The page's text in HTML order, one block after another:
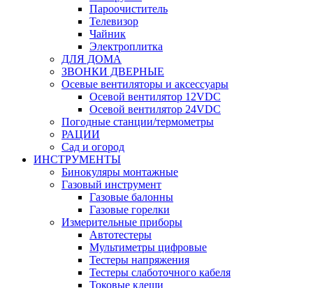
Пароочиститель
Телевизор
Чайник
Электроплитка
ДЛЯ ДОМА
ЗВОНКИ ДВЕРНЫЕ
Осевые вентиляторы и аксессуары
Осевой вентилятор 12VDC
Осевой вентилятор 24VDC
Погодные станции/термометры
РАЦИИ
Сад и огород
ИНСТРУМЕНТЫ
Бинокуляры монтажные
Газовый инструмент
Газовые балонны
Газовые горелки
Измерительные приборы
Автотестеры
Мультиметры цифровые
Тестеры напряжения
Тестеры слаботочного кабеля
Токовые клещи